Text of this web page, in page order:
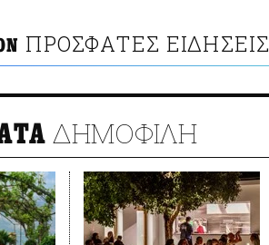
ΠΡΟΣΦΑΤΕΣ ΕΙΔΗΣΕΙΣ
ΔΗΜΟΦΙΛΗ